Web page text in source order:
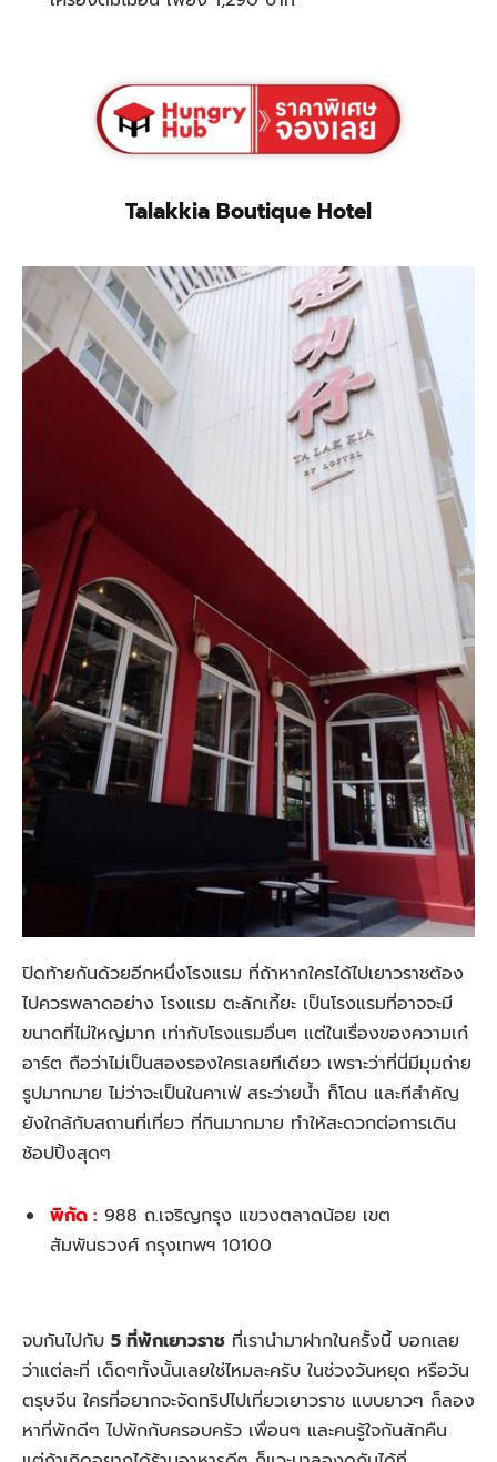
Talakkia Boutique Hotel
ปิดท้ายกันด้วยอีกหนึ่งโรงแรม ที่ถ้าหากใครได้ไปเยาวราชต้อง
ไปควรพลาดอย่าง โรงแรม ตะลักเกี้ยะ เป็นโรงแรมที่อาจจะมี
ขนาดที่ไม่ใหญ่มาก เท่ากับโรงแรมอื่นๆ แต่ในเรื่องของความเก๋
อาร์ต ถือว่าไม่เป็นสองรองใครเลยทีเดียว เพราะว่าที่นี่มีมุมถ่าย
รูปมากมาย ไม่ว่าจะเป็นในคาเฟ่ สระว่ายน้ำ ก็โดน และทีสำคัญ
ยังใกล้กับสถานที่เที่ยว ที่กินมากมาย ทำให้สะดวกต่อการเดิน
ช้อปปิ้งสุดๆ
พิกัด : 988 ถ.เจริญกรุง แขวงตลาดน้อย เขต
สัมพันธวงศ์ กรุงเทพฯ 10100
จบกันไปกับ 5 ที่พักเยาวราช ที่เรานำมาฝากในครั้งนี้ บอกเลย
ว่าแต่ละที่ เด็ดๆทั้งนั้นเลยใช่ไหมละครับ ในช่วงวันหยุด หรือวัน
ตรุษจีน ใครที่อยากจะจัดทริปไปเที่ยวเยาวราช แบบยาวๆ ก็ลอง
หาที่พักดีๆ ไปพักกับครอบครัว เพื่อนๆ และคนรู้ใจกันสักคืน